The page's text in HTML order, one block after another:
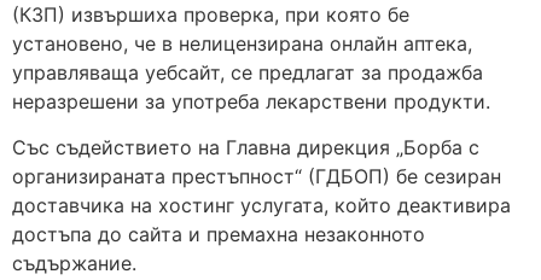
(КЗП) извършиха проверка, при която бе
установено, че в нелицензирана онлайн аптека,
управляваща уебсайт, се предлагат за продажба
неразрешени за употреба лекарствени продукти.
Със съдействието на Главна дирекция „Борба с
организираната престъпност“ (ГДБОП) бе сезиран
доставчика на хостинг услугата, който деактивира
достъпа до сайта и премахна незаконното
съдържание.